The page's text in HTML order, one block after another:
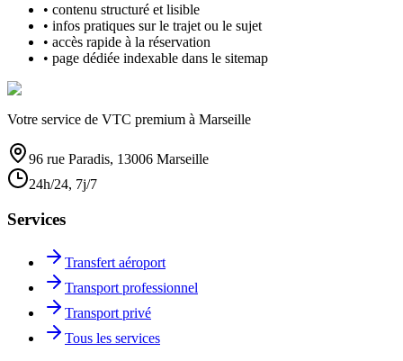
• contenu structuré et lisible
• infos pratiques sur le trajet ou le sujet
• accès rapide à la réservation
• page dédiée indexable dans le sitemap
Votre service de VTC premium à Marseille
96 rue Paradis, 13006 Marseille
24h/24, 7j/7
Services
Transfert aéroport
Transport professionnel
Transport privé
Tous les services